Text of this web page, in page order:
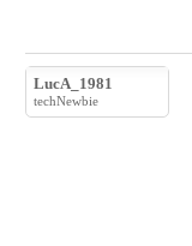
LucA_1981
techNewbie